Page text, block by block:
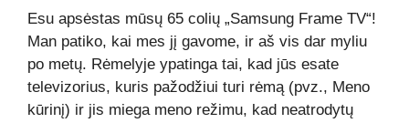
Esu apsėstas mūsų 65 colių „Samsung Frame TV“!
Man patiko, kai mes jį gavome, ir aš vis dar myliu
po metų. Rėmelyje ypatinga tai, kad jūs esate
televizorius, kuris pažodžiui turi rėmą (pvz., Meno
kūrinį) ir jis miega meno režimu, kad neatrodytų